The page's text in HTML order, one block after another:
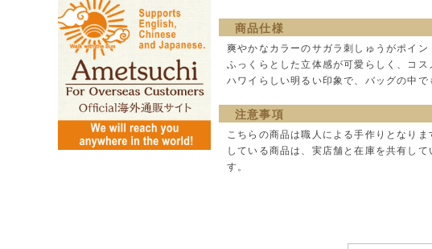
商品仕様
爽やかなカラーのサガラ刺しゅうがポイン
ふっくらとした立体感が可愛らしく、コス
ハワイらしい明るい印象で、バッグの中で
注意事項
こちらの商品は職人による手作りとなり
している商品は、実店舗と在庫を共有し
す。